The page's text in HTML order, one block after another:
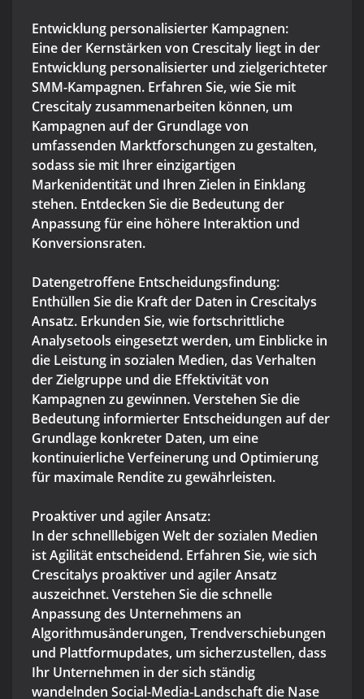
Entwicklung personalisierter Kampagnen:
Eine der Kernstärken von Crescitaly liegt in der
Entwicklung personalisierter und zielgerichteter
SMM-Kampagnen. Erfahren Sie, wie Sie mit
Crescitaly zusammenarbeiten können, um
Kampagnen auf der Grundlage von
umfassenden Marktforschungen zu gestalten,
sodass sie mit Ihrer einzigartigen
Markenidentität und Ihren Zielen in Einklang
stehen. Entdecken Sie die Bedeutung der
Anpassung für eine höhere Interaktion und
Konversionsraten.
Datengetroffene Entscheidungsfindung:
Enthüllen Sie die Kraft der Daten in Crescitalys
Ansatz. Erkunden Sie, wie fortschrittliche
Analysetools eingesetzt werden, um Einblicke in
die Leistung in sozialen Medien, das Verhalten
der Zielgruppe und die Effektivität von
Kampagnen zu gewinnen. Verstehen Sie die
Bedeutung informierter Entscheidungen auf der
Grundlage konkreter Daten, um eine
kontinuierliche Verfeinerung und Optimierung
für maximale Rendite zu gewährleisten.
Proaktiver und agiler Ansatz:
In der schnelllebigen Welt der sozialen Medien
ist Agilität entscheidend. Erfahren Sie, wie sich
Crescitalys proaktiver und agiler Ansatz
auszeichnet. Verstehen Sie die schnelle
Anpassung des Unternehmens an
Algorithmusänderungen, Trendverschiebungen
und Plattformupdates, um sicherzustellen, dass
Ihr Unternehmen in der sich ständig
wandelnden Social-Media-Landschaft die Nase